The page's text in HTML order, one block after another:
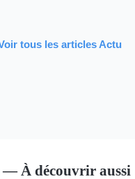
tous les articles Actu
— À découvrir aussi